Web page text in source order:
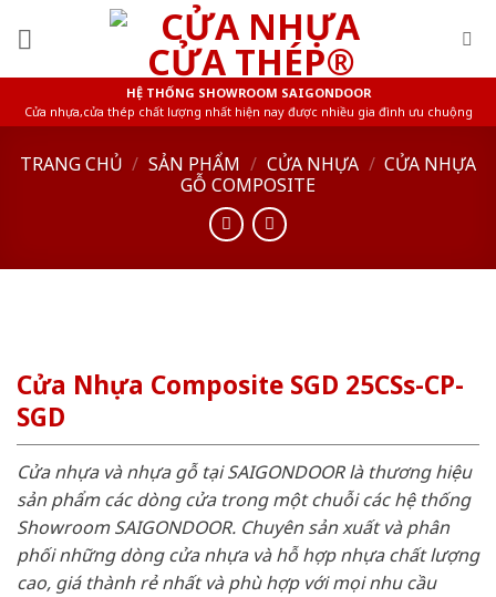
HỆ THỐNG SHOWROOM SAIGONDOOR
Cửa nhựa,cửa thép chất lượng nhất hiện nay được nhiều gia đình ưu chuộng
TRANG CHỦ / SẢN PHẨM / CỬA NHỰA / CỬA NHỰA
GỖ COMPOSITE
Cửa Nhựa Composite SGD 25CSs-CP-
SGD
Cửa nhựa và nhựa gỗ tại SAIGONDOOR là thương hiệu
sản phẩm các dòng cửa trong một chuỗi các hệ thống
Showroom SAIGONDOOR. Chuyên sản xuất và phân
phối những dòng cửa nhựa và hỗ hợp nhựa chất lượng
cao, giá thành rẻ nhất và phù hợp với mọi nhu cầu